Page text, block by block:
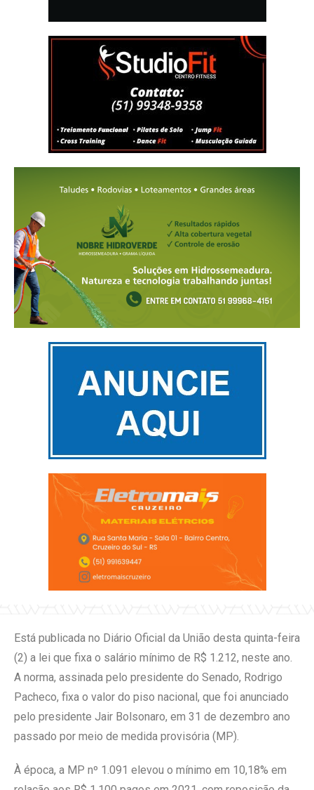
Está publicada no Diário Oficial da União desta quinta-feira
(2) a lei que fixa o salário mínimo de R$ 1.212, neste ano.
A norma, assinada pelo presidente do Senado, Rodrigo
Pacheco, fixa o valor do piso nacional, que foi anunciado
pelo presidente Jair Bolsonaro, em 31 de dezembro ano
passado por meio de medida provisória (MP).
À época, a MP nº 1.091 elevou o mínimo em 10,18% em